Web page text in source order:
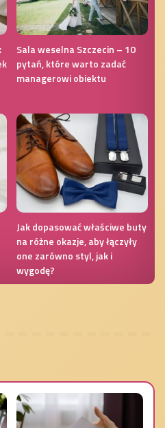
Sala weselna Szczecin – 10
pytań, które warto zadać
managerowi obiektu
Jak dopasować właściwe buty
na różne okazje, aby łączyły
one zarówno styl, jak i
wygodę?